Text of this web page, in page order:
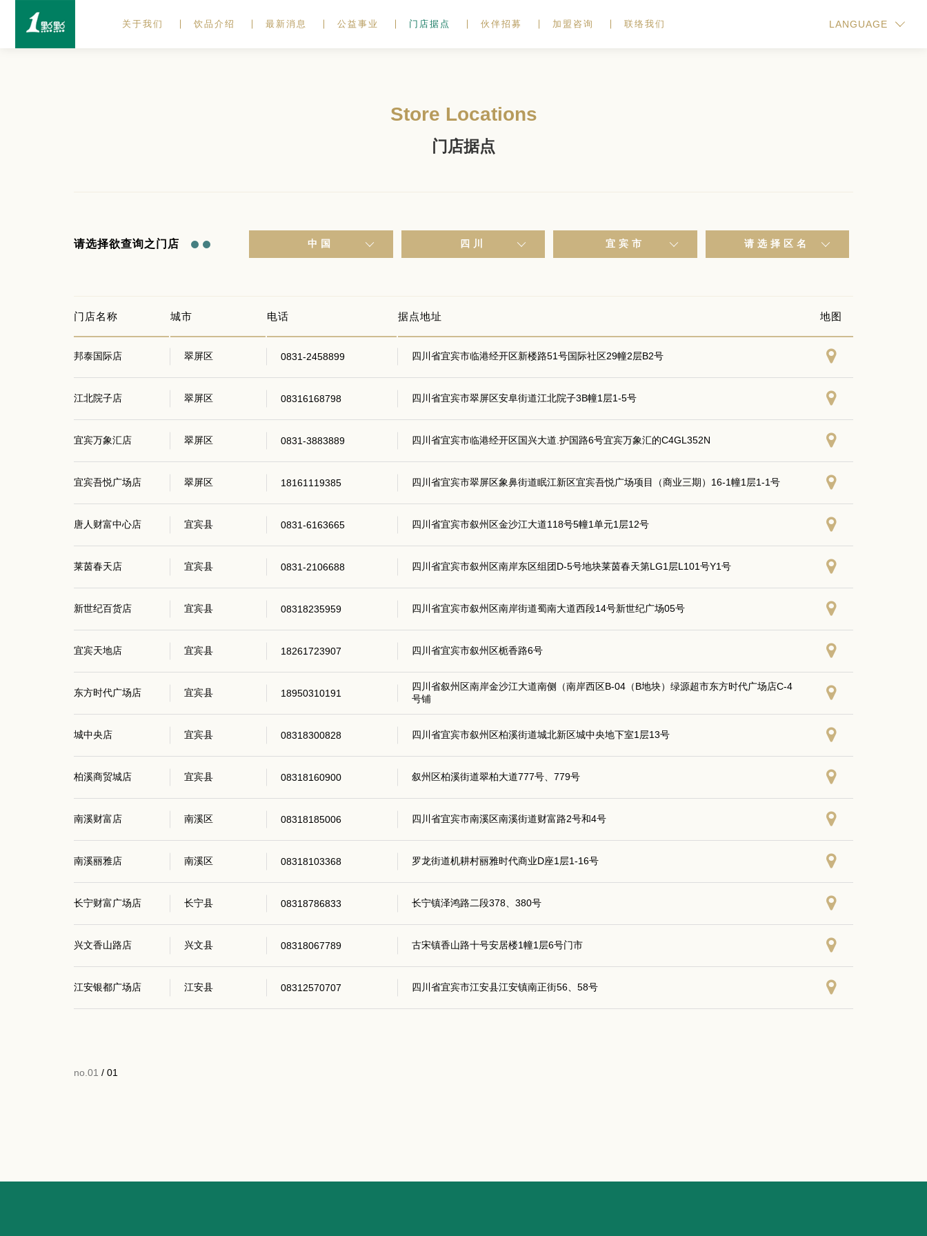
关于我们 饮品介绍 最新消息 公益事业 门店据点 伙伴招募 加盟咨询 联络我们 LANGUAGE
Store Locations
门店据点
请选择欲查询之门店 中国 四川 宜宾市 请选择区名
门店名称 城市 电话 据点地址 地图
邦泰国际店 翠屏区 0831-2458899 四川省宜宾市临港经开区新楼路51号国际社区29幢2层B2号
江北院子店 翠屏区 08316168798 四川省宜宾市翠屏区安阜街道江北院子3B幢1层1-5号
宜宾万象汇店 翠屏区 0831-3883889 四川省宜宾市临港经开区国兴大道.护国路6号宜宾万象汇的C4GL352N
宜宾吾悦广场店 翠屏区 18161119385 四川省宜宾市翠屏区象鼻街道眠江新区宜宾吾悦广场项目（商业三期）16-1幢1层1-1号
唐人财富中心店 宜宾县 0831-6163665 四川省宜宾市叙州区金沙江大道118号5幢1单元1层12号
莱茵春天店 宜宾县 0831-2106688 四川省宜宾市叙州区南岸东区组团D-5号地块莱茵春天第LG1层L101号Y1号
新世纪百货店 宜宾县 08318235959 四川省宜宾市叙州区南岸街道蜀南大道西段14号新世纪广场05号
宜宾天地店 宜宾县 18261723907 四川省宜宾市叙州区栀香路6号
东方时代广场店 宜宾县 18950310191
四川省叙州区南岸金沙江大道南侧（南岸西区B-04（B地块）绿源超市东方时代广场店C-4
号铺
城中央店 宜宾县 08318300828 四川省宜宾市叙州区柏溪街道城北新区城中央地下室1层13号
柏溪商贸城店 宜宾县 08318160900 叙州区柏溪街道翠柏大道777号、779号
南溪财富店 南溪区 08318185006 四川省宜宾市南溪区南溪街道财富路2号和4号
南溪丽雅店 南溪区 08318103368 罗龙街道机耕村丽雅时代商业D座1层1-16号
长宁财富广场店 长宁县 08318786833 长宁镇泽鸿路二段378、380号
兴文香山路店 兴文县 08318067789 古宋镇香山路十号安居楼1幢1层6号门市
江安银都广场店 江安县 08312570707 四川省宜宾市江安县江安镇南正街56、58号
no.01 / 01